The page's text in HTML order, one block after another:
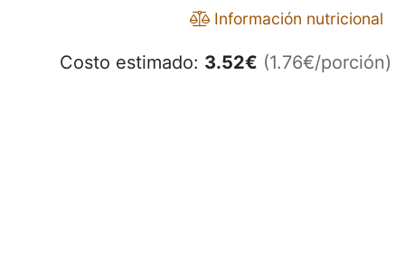
Información nutricional
Costo estimado: 3.52€ (1.76€/porción)